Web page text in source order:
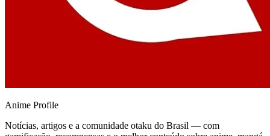
Anime Profile
Notícias, artigos e a comunidade otaku do Brasil — com